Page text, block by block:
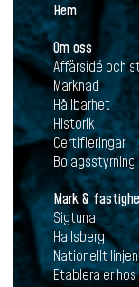
Hem
Om oss
Affärsidé och
Marknad
Hållbarhet
Historik
Certifieringar
Bolagsstyrning
Mark &
Sigtuna
Hallsberg
Nationellt
Etablera er